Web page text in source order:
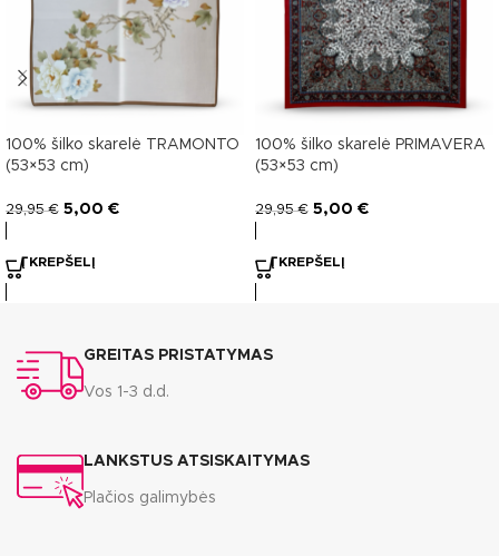
100% šilko skarelė TRAMONTO
(53×53 cm)
29,95€ 5,00 €
Į KREPŠELĮ
100% šilko skarelė PRIMAVERA
(53×53 cm)
29,95€ 5,00 €
Į KREPŠELĮ
GREITAS PRISTATYMAS
Vos 1-3 d.d.
LANKSTUS ATSISKAITYMAS
Plačios galimybės